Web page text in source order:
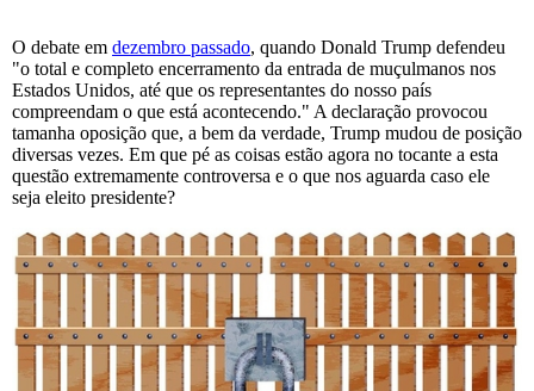
O debate em dezembro passado, quando Donald Trump defendeu
"o total e completo encerramento da entrada de muçulmanos nos
Estados Unidos, até que os representantes do nosso país
compreendam o que está acontecendo." A declaração provocou
tamanha oposição que, a bem da verdade, Trump mudou de posição
diversas vezes. Em que pé as coisas estão agora no tocante a esta
questão extremamente controversa e o que nos aguarda caso ele
seja eleito presidente?